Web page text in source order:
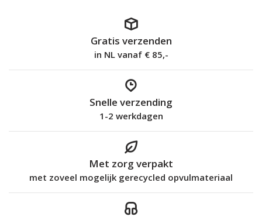
Gratis verzenden
in NL vanaf € 85,-
Snelle verzending
1-2 werkdagen
Met zorg verpakt
met zoveel mogelijk gerecycled opvulmateriaal